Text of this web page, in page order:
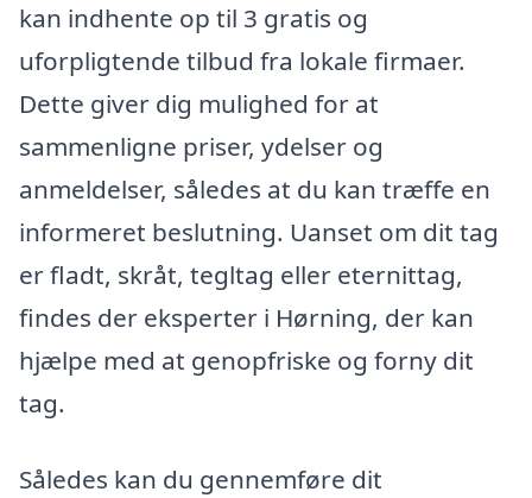
kan indhente op til 3 gratis og
uforpligtende tilbud fra lokale firmaer.
Dette giver dig mulighed for at
sammenligne priser, ydelser og
anmeldelser, således at du kan træffe en
informeret beslutning. Uanset om dit tag
er fladt, skråt, tegltag eller eternittag,
findes der eksperter i Hørning, der kan
hjælpe med at genopfriske og forny dit
tag.
Således kan du gennemføre dit